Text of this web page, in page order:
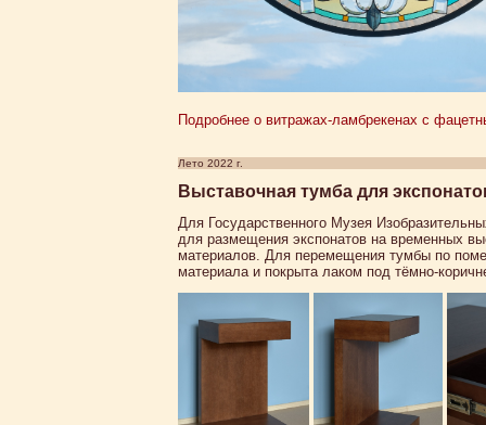
Подробнее о витражах-ламбрекенах с
Лето 2022 г.
Выставочная тумба для
Для Государственного Музея
для размещения экспонатов на временных
материалов. Для перемещения тумбы по
материала и покрыта лаком под тёмно-